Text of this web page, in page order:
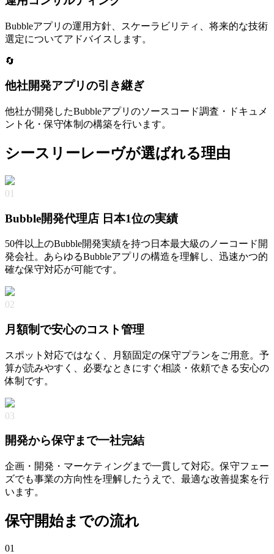
Bubbleアプリの運用方針、スケーラビリティ、将来的な技術
選定についてアドバイスします。
🔄
他社開発アプリの引き継ぎ
他社が開発したBubbleアプリのソースコード調査・ドキュメ
ント化・保守体制の構築を行います。
シースリーレーヴが選ばれる理由
01
Bubble開発代理店 日本1位の実績
50件以上のBubble開発実績を持つ日本最大級のノーコード開
発会社。あらゆるBubbleアプリの構造を理解し、迅速かつ的
確な保守対応が可能です。
02
月額制で安心のコスト管理
スポット対応ではなく、月額固定の保守プランをご用意。予
算が読みやすく、必要なときにすぐ相談・依頼できる安心の
体制です。
03
開発から保守まで一社完結
企画・開発・マーケティングまで一貫して対応。保守フェー
ズでも事業の方向性を理解したうえで、最適な改善提案を行
います。
保守開始までの流れ
01